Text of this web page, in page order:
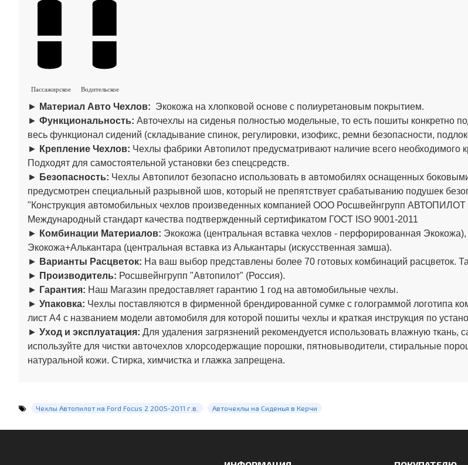
Пассажирское Водительское
► Материал Авто Чехлов: Экокожа на хлопковой основе с полиуретановым покрытием.
► Функциональность: Авточехлы на сиденья полностью модельные, то есть пошиты конкретно
весь функционал сидений (складывание спинок, регулировки, изофикс, ремни безопасности,
► Крепление Чехлов: Чехлы фабрики Автопилот предусматривают наличие всего необходимого
Подходят для самостоятельной установки без спецсредств.
► Безопасность: Чехлы Автопилот безопасно использовать в автомобилях оснащенных
предусмотрен специальный разрывной шов, который не препятствует срабатыванию подушек
"Конструкция автомобильных чехлов произведенных компанией ООО Росшвейнгрупп АВТОПИЛОТ
Международный стандарт качества подтвержденный сертификатом ГОСТ ISO 9001-2011
► Комбинации Материалов: Экокожа (центральная вставка чехлов - перфорированная
Экокожа+Алькантара (центральная вставка из Алькантары (искусственная замша).
► Варианты Расцветок: На ваш выбор представлены более 70 готовых комбинаций расцветок.
► Производитель: Росшвейнгрупп "Автопилот" (Россия).
► Гарантия: Наш Магазин предоставляет гарантию 1 год на автомобильные чехлы.
► Упаковка: Чехлы поставляются в фирменной брендированной сумке с голограммой логотипа
лист А4 с названием модели автомобиля для которой пошиты чехлы и краткая инструкция по
► Уход и эксплуатация: Для удаления загрязнений рекомендуется использовать влажную ткань,
используйте для чистки авточехлов хлорсодержащие порошки, пятновыводители, стиральные
натуральной кожи. Стирка, химчистка и глажка запрещена.
Чехлы Автопилот на Ford Focus 2 2005-2011 г.в. Авточехлы на Сиденья в Керчи